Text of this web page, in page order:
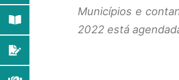
Municípios e
2022 está